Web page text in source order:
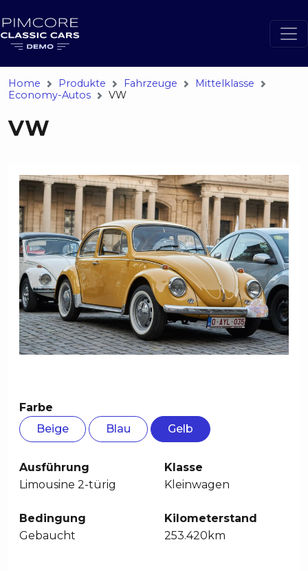
Home Produkte Fahrzeuge
Mittelklasse
Economy-Autos
VW
VW
Farbe
Beige
Blau Gelb
Ausführung
Limousine 2-türig
Klasse
Kleinwagen
Bedingung
Gebaucht
Kilometerstand
253.420km